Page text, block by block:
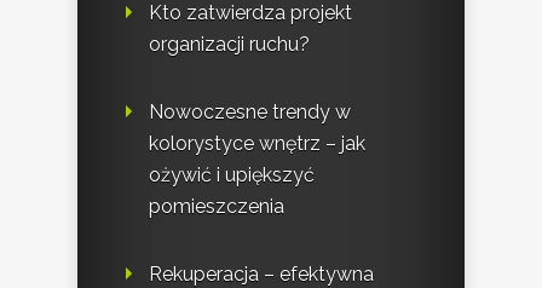
Kto zatwierdza projekt
organizacji ruchu?
Nowoczesne trendy w
kolorystyce wnętrz – jak
ożywić i upiększyć
pomieszczenia
Rekuperacja – efektywna